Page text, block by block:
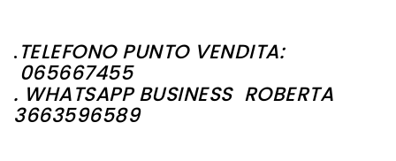
.TELEFONO PUNTO VENDITA:
065667455
. WHATSAPP BUSINESS ROBERTA
3663596589